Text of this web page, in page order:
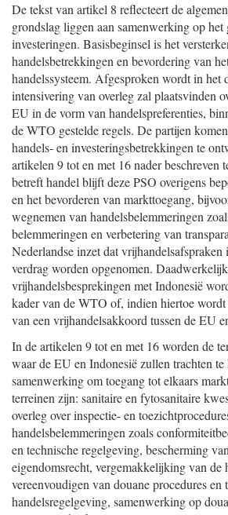
De tekst van artikel 8 reflecteert de
grondslag liggen aan samenwerking op het
investeringen. Basisbeginsel is het
handelsbetrekkingen en bevordering van
handelssysteem. Afgesproken wordt in het
intensivering van overleg zal plaatsvinden
EU in de vorm van handelspreferenties,
de WTO gestelde regels. De partijen
handels- en investeringsbetrekkingen te
artikelen 9 tot en met 16 nader beschreven
betreft handel blijft deze PSO overigens
en het bevorderen van markttoegang,
wegnemen van handelsbelemmeringen
belemmeringen en verbetering van
Nederlandse inzet dat vrijhandelsafspraken
verdrag worden opgenomen.
vrijhandelsbesprekingen met Indonesië
kader van de WTO of, indien hiertoe
van een vrijhandelsakkoord tussen de EU
In de artikelen 9 tot en met 16 worden de
waar de EU en Indonesië zullen trachten
samenwerking om toegang tot elkaars
terreinen zijn: sanitaire en fytosanitaire
overleg over inspectie- en
handelsbelemmeringen zoals
en technische regelgeving, bescherming
eigendomsrecht, vergemakkelijking van de
vereenvoudigen van douane procedures en
handelsregelgeving, samenwerking op